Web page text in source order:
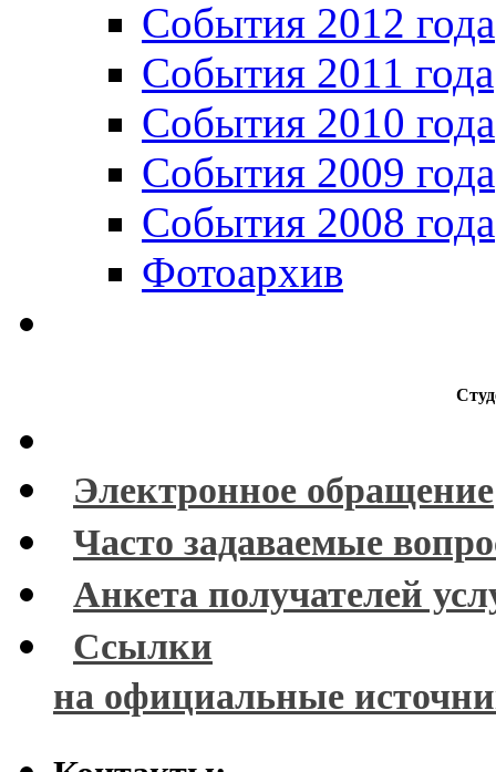
События 2012 года
События 2011 года
События 2010 года
События 2009 года
События 2008 года
Фотоархив
Электронное обращение
Часто задаваемые
Анкета получателей
Ссылки
на официальные